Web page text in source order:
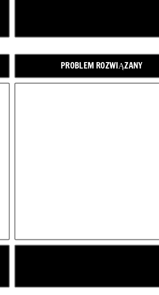
PROBLEM ROZWIĄZANY